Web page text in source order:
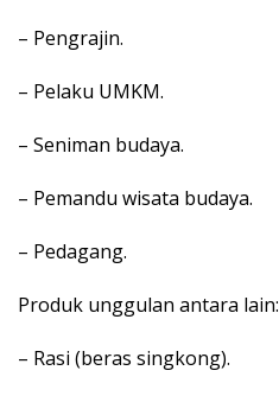
– Pengrajin.
– Pelaku UMKM.
– Seniman budaya.
– Pemandu wisata budaya.
– Pedagang.
Produk unggulan antara lain:
– Rasi (beras singkong).